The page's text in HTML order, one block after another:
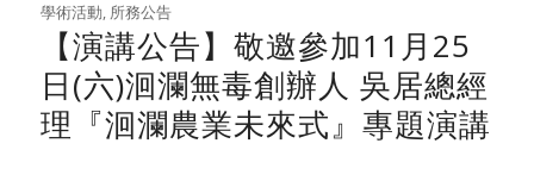
學術活動, 所務公告
【演講公告】敬邀參加11月25
日(六)洄瀾無毒創辦人 吳居總經
理『洄瀾農業未來式』專題演講